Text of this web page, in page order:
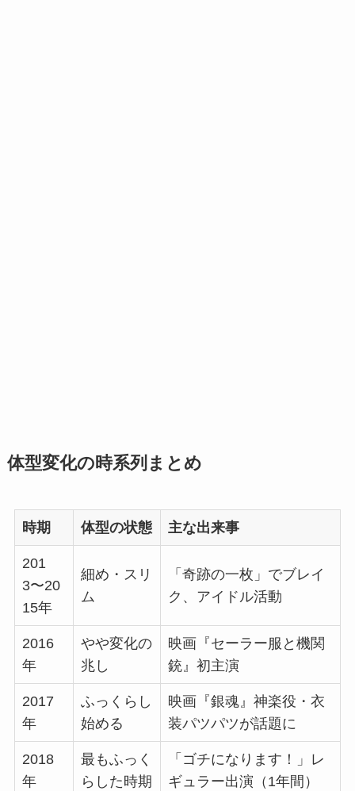
体型変化の時系列まとめ
時期 体型の状態 主な出来事
201
3〜20
15年
細め・スリ
ム
「奇跡の一枚」でブレイ
ク、アイドル活動
2016
年
やや変化の
兆し
映画『セーラー服と機関
銃』初主演
2017
年
ふっくらし
始める
映画『銀魂』神楽役・衣
装パツパツが話題に
2018
年
最もふっく
らした時期
「ゴチになります！」レ
ギュラー出演（1年間）